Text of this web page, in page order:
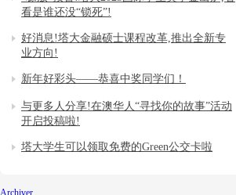
看是谁还没“锁死”!
好消息!塔大金融硕士课程改革,推出全新专
业方向!
新年好彩头——恭喜中奖同学们！
与更多人分享!在澳华人“寻找你的故事”活动
开启投稿啦!
塔大学生可以领取免费的Green公交卡啦
Archiver